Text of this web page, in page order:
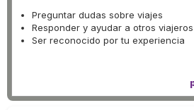
Preguntar dudas sobre viajes
Responder y ayudar a otros viajeros
Ser reconocido por tu experiencia